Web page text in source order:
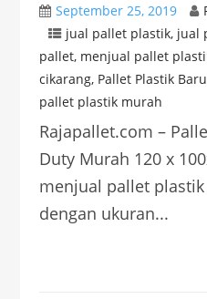
September 25, 2019
jual pallet plastik, jual
pallet, menjual pallet
cikarang, Pallet Plastik Baru
pallet plastik murah
Rajapallet.com –
Duty Murah 120 x
menjual pallet
dengan ukuran...